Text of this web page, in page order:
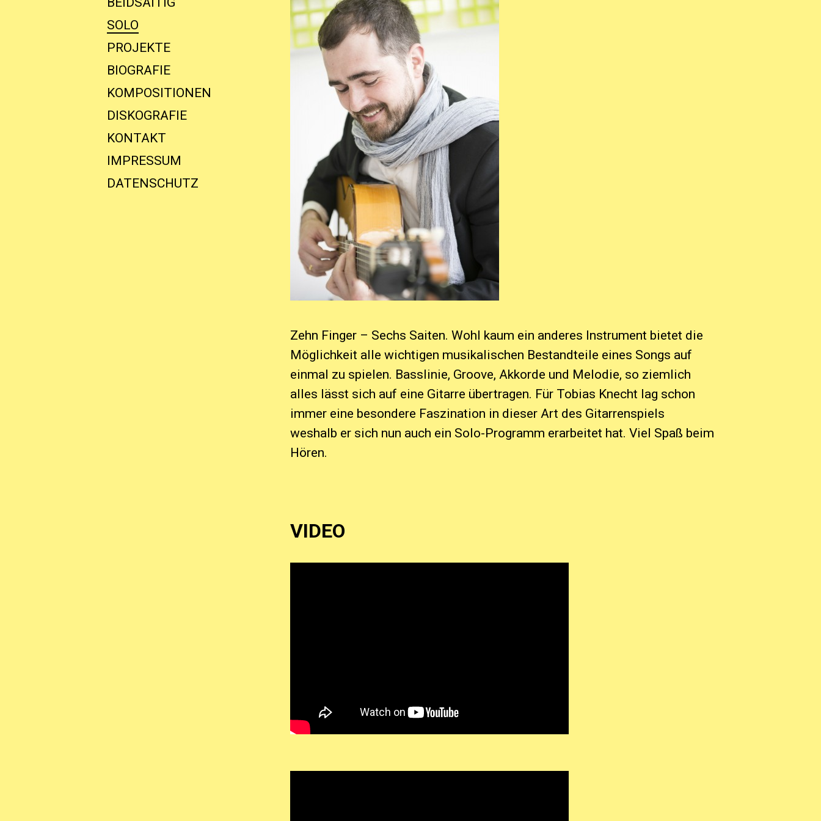
SOLO
PROJEKTE
BIOGRAFIE
KOMPOSITIONEN
DISKOGRAFIE
KONTAKT
IMPRESSUM
DATENSCHUTZ
Zehn Finger – Sechs Saiten. Wohl kaum ein anderes Instrument bietet die
Möglichkeit alle wichtigen musikalischen Bestandteile eines Songs auf
einmal zu spielen. Basslinie, Groove, Akkorde und Melodie, so ziemlich
alles lässt sich auf eine Gitarre übertragen. Für Tobias Knecht lag schon
immer eine besondere Faszination in dieser Art des Gitarrenspiels
weshalb er sich nun auch ein Solo-Programm erarbeitet hat. Viel Spaß beim
Hören.
VIDEO